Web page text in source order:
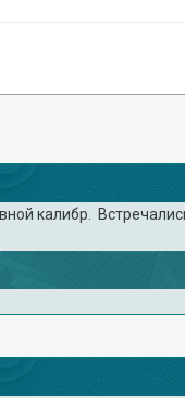
калибр.